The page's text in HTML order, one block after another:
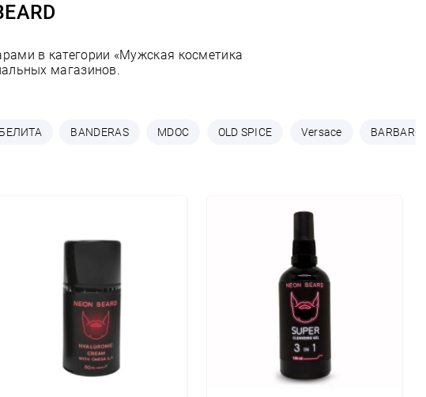
в категории «Мужская косметика
магазинов.
БЕЛИТА BANDERAS MDOC OLD SPICE Versace